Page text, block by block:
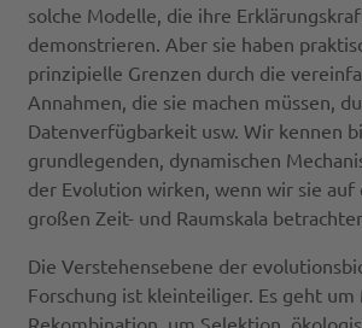
solche Modelle, die ihre
demonstrieren. Aber sie haben
prinzipielle Grenzen durch die
Annahmen, die sie machen müssen,
Datenverfügbarkeit usw. Wir kennen
grundlegenden, dynamischen
der Evolution wirken, wenn wir sie auf
großen Zeit- und Raumskala
Die Verstehensebene der
Forschung ist kleinteiliger. Es geht
Rekombination, um Selektion,